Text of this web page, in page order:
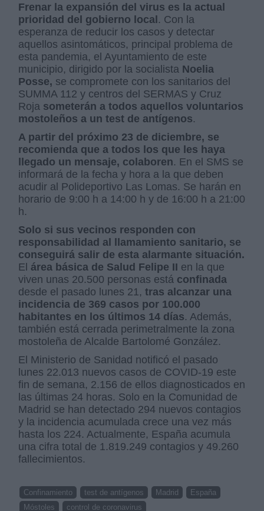
Frenar la expansión del virus es la actual
prioridad del gobierno local. Con la
esperanza de reducir los casos y detectar
aquellos asintomáticos, principal problema de
esta pandemia, el Ayuntamiento de este
municipio, dirigido por la socialista Noelia
Posse, se compromete con los sanitarios del
SUMMA 112 y centros del SERMAS y Cruz
Roja someterán a todos aquellos voluntarios
mostoleños a un test de antígenos.
A partir del próximo 23 de diciembre, se
recomienda que a todos los que les haya
llegado un mensaje, colaboren. En el SMS se
informará de la fecha y hora a la que deben
acudir al Polideportivo Las Lomas. Se harán en
horario de 9:00 h a 14:00 h y de 16:00 h a 21:00
h.
Solo si sus vecinos responden con
responsabilidad al llamamiento sanitario, se
conseguirá salir de esta alarmante situación.
El área básica de Salud Felipe II en la que
viven unas 20.500 personas está confinada
desde el pasado lunes 21,tras alcanzar una
incidencia de 369 casos por 100.000
habitantes en los últimos 14 días. Además,
también está cerrada perimetralmente la zona
mostoleña de Alcalde Bartolomé González.
El Ministerio de Sanidad notificó el pasado
lunes 22.013 nuevos casos de COVID-19 este
fin de semana, 2.156 de ellos diagnosticados en
las últimas 24 horas. Solo en la Comunidad de
Madrid se han detectado 294 nuevos contagios
y la incidencia acumulada crece una vez más
hasta los 224. Actualmente, España acumula
una cifra total de 1.819.249 contagios y 49.260
fallecimientos.
Confinamiento test de antígenos Madrid
España
Móstoles
control de coronavirus